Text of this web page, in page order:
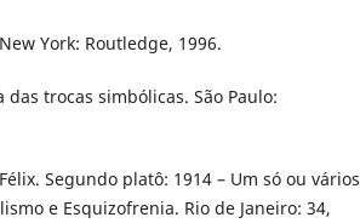
York: Routledge, 1996.
das trocas simbólicas. São Paulo:
Félix. Segundo platô: 1914 – Um só ou vários
e Esquizofrenia. Rio de Janeiro: 34,